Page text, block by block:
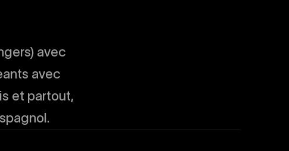
avec
avec
et partout,